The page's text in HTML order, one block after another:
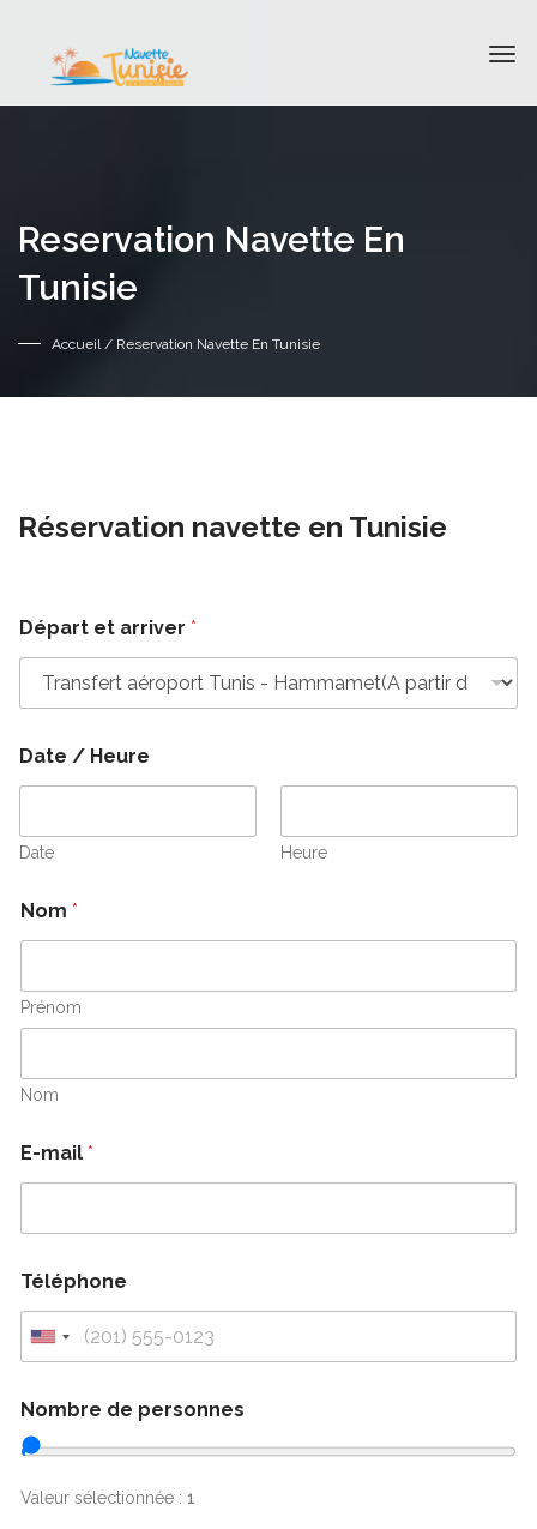
Reservation Navette En
Tunisie
Accueil/ Reservation Navette En Tunisie
Réservation navette en Tunisie
Départ et arriver *
Date / Heure
Date Heure
i
s
/
E
-
a
i
l
Nom *
Prénom
Nom
E-mail *
Téléphone
U
n
t
d
t
Nombre de personnes
Valeur sélectionnée : 1